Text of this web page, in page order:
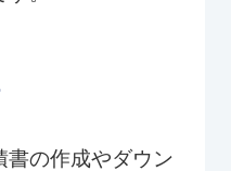
書の作成やダウン